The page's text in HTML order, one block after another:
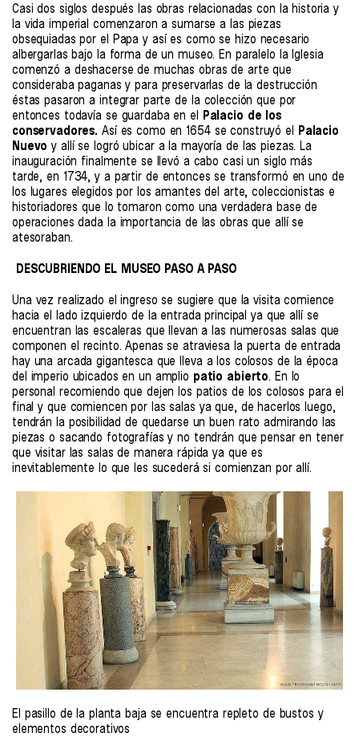
Casi dos siglos después las obras relacionadas con la historia y
la vida imperial comenzaron a sumarse a las piezas
obsequiadas por el Papa y así es como se hizo necesario
albergarlas bajo la forma de un museo. En paralelo la Iglesia
comenzó a deshacerse de muchas obras de arte que
consideraba paganas y para preservarlas de la destrucción
éstas pasaron a integrar parte de la colección que por
entonces todavía se guardaba en el
Palacio de los
conservadores. Así es como en 1654 se construyó el
Palacio
Nuevo y allí se logró ubicar a la mayoría de las piezas. La
inauguración finalmente se llevó a cabo casi un siglo más
tarde, en 1734, y a partir de entonces se transformó en uno de
los lugares elegidos por los amantes del arte, coleccionistas e
historiadores que lo tomaron como una verdadera base de
operaciones dada la importancia de las obras que allí se
atesoraban.
DESCUBRIENDO EL MUSEO PASO A PASO
Una vez realizado el ingreso se sugiere que la visita comience
hacia el lado izquierdo de la entrada principal ya que allí se
encuentran las escaleras que llevan a las numerosas salas que
componen el recinto. Apenas se atraviesa la puerta de entrada
hay una arcada gigantesca que lleva a los colosos de la época
del imperio ubicados en un amplio patio abierto. En lo
personal recomiendo que dejen los patios de los colosos para el
final y que comiencen por las salas ya que, de hacerlos luego,
tendrán la posibilidad de quedarse un buen rato admirando las
piezas o sacando fotografías y no tendrán que pensar en tener
que visitar las salas de manera rápida ya que es
inevitablemente lo que les sucederá si comienzan por allí.
El pasillo de la planta baja se encuentra repleto de bustos y
elementos decorativos